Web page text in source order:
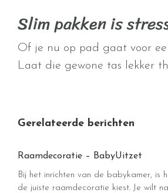
Slim pakken is
Of je nu op pad gaat voor
Laat die gewone tas lekker
Gerelateerde berichten
Raamdecoratie – BabyUitzet
Bij het inrichten van de babykamer, is
de juiste raamdecoratie kiest. Je wilt